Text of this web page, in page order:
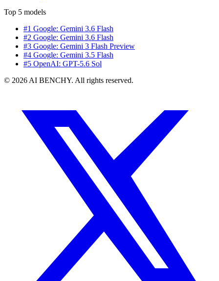
Top 5 models
#1 Google: Gemini 3.6 Flash
#2 Google: Gemini 3.6 Flash
#3 Google: Gemini 3 Flash Preview
#4 Google: Gemini 3.5 Flash
#5 OpenAI: GPT-5.6 Sol
© 2026 AI BENCHY. All rights reserved.